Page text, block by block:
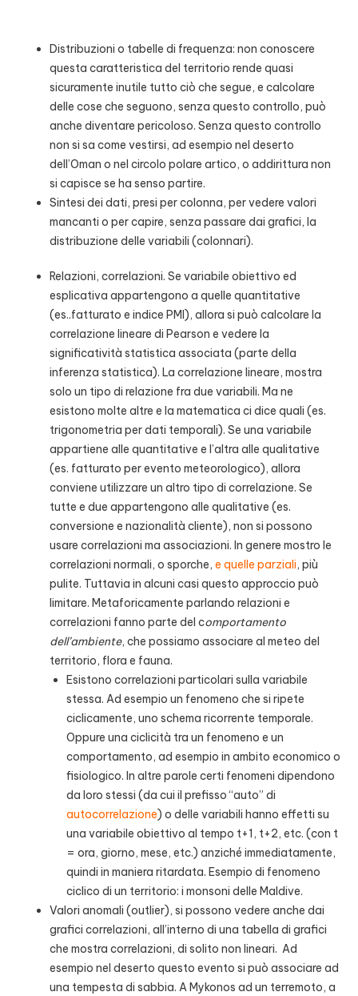
Distribuzioni o tabelle di frequenza: non conoscere
questa caratteristica del territorio rende quasi
sicuramente inutile tutto ciò che segue, e calcolare
delle cose che seguono, senza questo controllo, può
anche diventare pericoloso. Senza questo controllo
non si sa come vestirsi, ad esempio nel deserto
dell’Oman o nel circolo polare artico, o addirittura non
si capisce se ha senso partire.
Sintesi dei dati, presi per colonna, per vedere valori
mancanti o per capire, senza passare dai grafici, la
distribuzione delle variabili (colonnari).
Relazioni, correlazioni. Se variabile obiettivo ed
esplicativa appartengono a quelle quantitative
(es..fatturato e indice PMI), allora si può calcolare la
correlazione lineare di Pearson e vedere la
significatività statistica associata (parte della
inferenza statistica). La correlazione lineare, mostra
solo un tipo di relazione fra due variabili. Ma ne
esistono molte altre e la matematica ci dice quali (es.
trigonometria per dati temporali). Se una variabile
appartiene alle quantitative e l’altra alle qualitative
(es. fatturato per evento meteorologico), allora
conviene utilizzare un altro tipo di correlazione. Se
tutte e due appartengono alle qualitative (es.
conversione e nazionalità cliente), non si possono
usare correlazioni ma associazioni. In genere mostro le
correlazioni normali, o sporche,e quelle parziali, più
pulite. Tuttavia in alcuni casi questo approccio può
limitare. Metaforicamente parlando relazioni e
correlazioni fanno parte del comportamento
dell’ambiente, che possiamo associare al meteo del
territorio, flora e fauna.
Esistono correlazioni particolari sulla variabile
stessa. Ad esempio un fenomeno che si ripete
ciclicamente, uno schema ricorrente temporale.
Oppure una ciclicità tra un fenomeno e un
comportamento, ad esempio in ambito economico o
fisiologico. In altre parole certi fenomeni dipendono
da loro stessi (da cui il prefisso “auto” di
autocorrelazione) o delle variabili hanno effetti su
una variabile obiettivo al tempo t+1, t+2, etc. (con t
= ora, giorno, mese, etc.) anziché immediatamente,
quindi in maniera ritardata. Esempio di fenomeno
ciclico di un territorio: i monsoni delle Maldive.
Valori anomali (outlier), si possono vedere anche dai
grafici correlazioni, all’interno di una tabella di grafici
che mostra correlazioni, di solito non lineari. Ad
esempio nel deserto questo evento si può associare ad
una tempesta di sabbia. A Mykonos ad un terremoto, a